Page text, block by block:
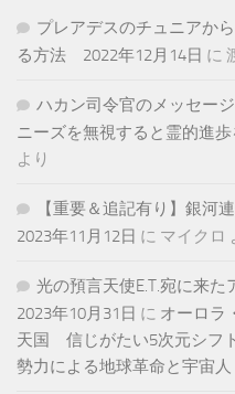
プレアデスのチュニアか
る方法 2022年12月14日 に
ハカン司令官のメッセ
ニーズを無視すると霊的進
より
【重要＆追記有り】銀河
2023年11月12日 に マイクロ
光の預言天使E.T.宛に来
2023年10月31日 に オーロラ
天国 信じがたい5次元シフ
勢力による地球革命と宇宙人